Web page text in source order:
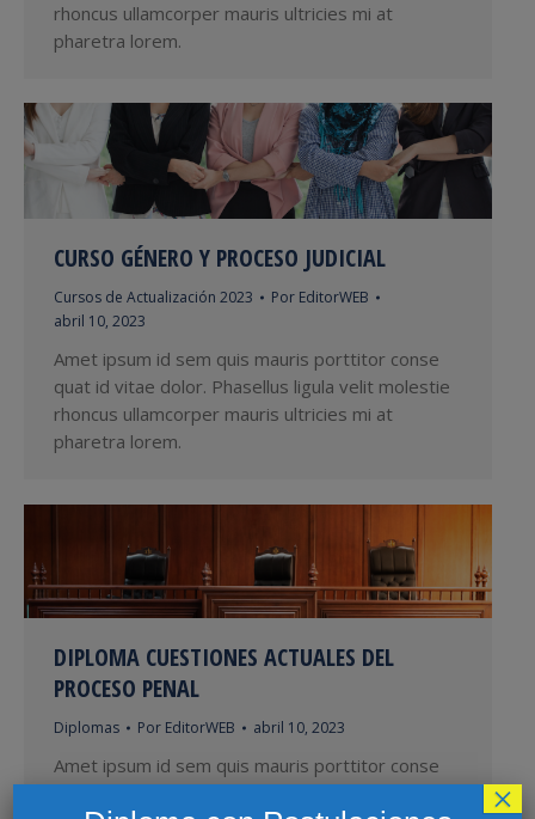
rhoncus ullamcorper mauris ultricies mi at
pharetra lorem.
CURSO GÉNERO Y PROCESO JUDICIAL
Cursos de Actualización 2023 Por EditorWEB
abril 10, 2023
Amet ipsum id sem quis mauris porttitor conse
quat id vitae dolor. Phasellus ligula velit molestie
rhoncus ullamcorper mauris ultricies mi at
pharetra lorem.
DIPLOMA CUESTIONES ACTUALES DEL
PROCESO PENAL
Diplomas Por EditorWEB abril 10, 2023
Amet ipsum id sem quis mauris porttitor conse
×